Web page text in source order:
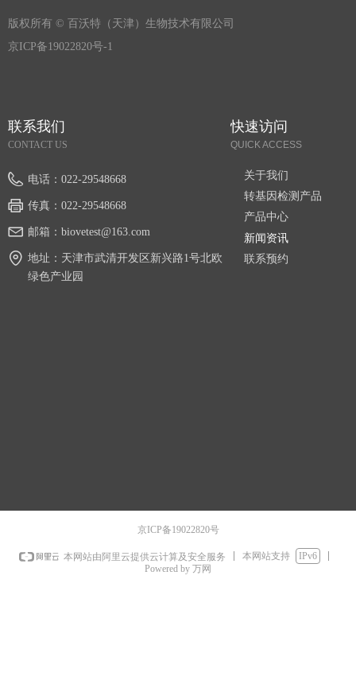
电话： 022-29548668
传真： 022-29548668
邮箱： biovetest@163.com
地址： 天津市武清开发区新兴路1号北欧
绿色产业园
联系我们
CONTACT US
关于我们
转基因检测产品
产品中心
新闻资讯
联系预约
快速访问
QUICK ACCESS
版权所有 © 百沃特（天津）生物技术有限公司
京ICP备19022820号-1
京ICP备19022820号
本网站由阿里云提供云计算及安全服务 本网站支持
IPv6
Powered by 万网